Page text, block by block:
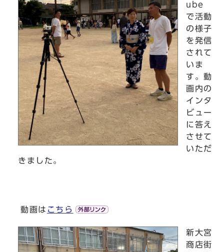
ube
で活動
の様子
を発信
されて
いま
す。動
画内の
インタ
ビュー
に答え
させて
いただ
きました。
動画は こちら
新大宮
商店街